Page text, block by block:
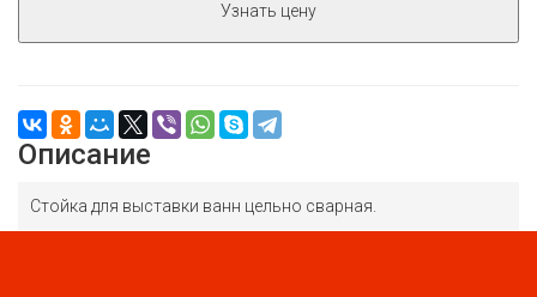
Узнать цену
Описание
Стойка для выставки ванн цельно сварная.